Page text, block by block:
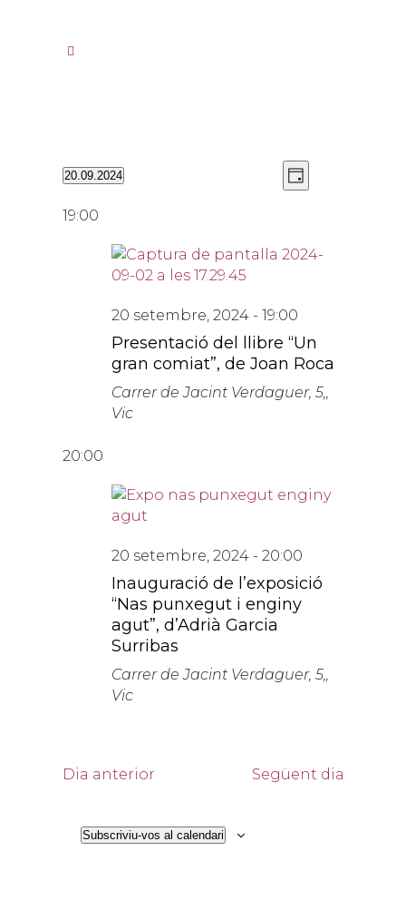
Vistes
de
Navegació
de
Day
20.09.2024
una
19:00
20 setembre, 2024 - 19:00
Presentació del llibre “Un
gran comiat”, de Joan Roca
Carrer de Jacint Verdaguer, 5,,
Vic
20:00
20 setembre, 2024 - 20:00
Inauguració de l’exposició
“Nas punxegut i enginy
agut”, d’Adrià Garcia
Surribas
Carrer de Jacint Verdaguer, 5,,
Vic
Dia anterior Següent dia
Subscriviu-vos al calendari